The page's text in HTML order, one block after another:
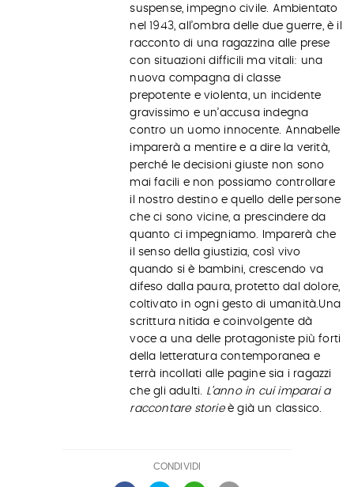
suspense, impegno civile. Ambientato
nel 1943, all’ombra delle due guerre, è il
racconto di una ragazzina alle prese
con situazioni difficili ma vitali: una
nuova compagna di classe
prepotente e violenta, un incidente
gravissimo e un’accusa indegna
contro un uomo innocente. Annabelle
imparerà a mentire e a dire la verità,
perché le decisioni giuste non sono
mai facili e non possiamo controllare
il nostro destino e quello delle persone
che ci sono vicine, a prescindere da
quanto ci impegniamo. Imparerà che
il senso della giustizia, così vivo
quando si è bambini, crescendo va
difeso dalla paura, protetto dal dolore,
coltivato in ogni gesto di umanità.Una
scrittura nitida e coinvolgente dà
voce a una delle protagoniste più forti
della letteratura contemporanea e
terrà incollati alle pagine sia i ragazzi
che gli adulti. L’anno in cui imparai a
raccontare storieè già un classico.
CONDIVIDI